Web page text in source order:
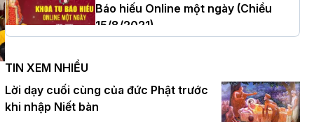
Hà Nội: Tăng Ni Trường hạ Bồ Đề trang
nghiêm tác pháp Tiền an cư PL.2570 –
DL.2026
Báo hiếu Online một ngày (Chiều
15/8/2021)
Ban Hoằng pháp TƯ tổ chức Khóa tu
Báo hiếu Online một ngày (Sáng
15/8/2021)
TIN XEM NHIỀU
Lời dạy cuối cùng của đức Phật trước
khi nhập Niết bàn